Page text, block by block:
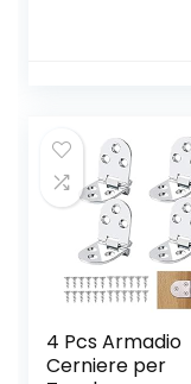
4 Pcs Armadio
Cerniere per